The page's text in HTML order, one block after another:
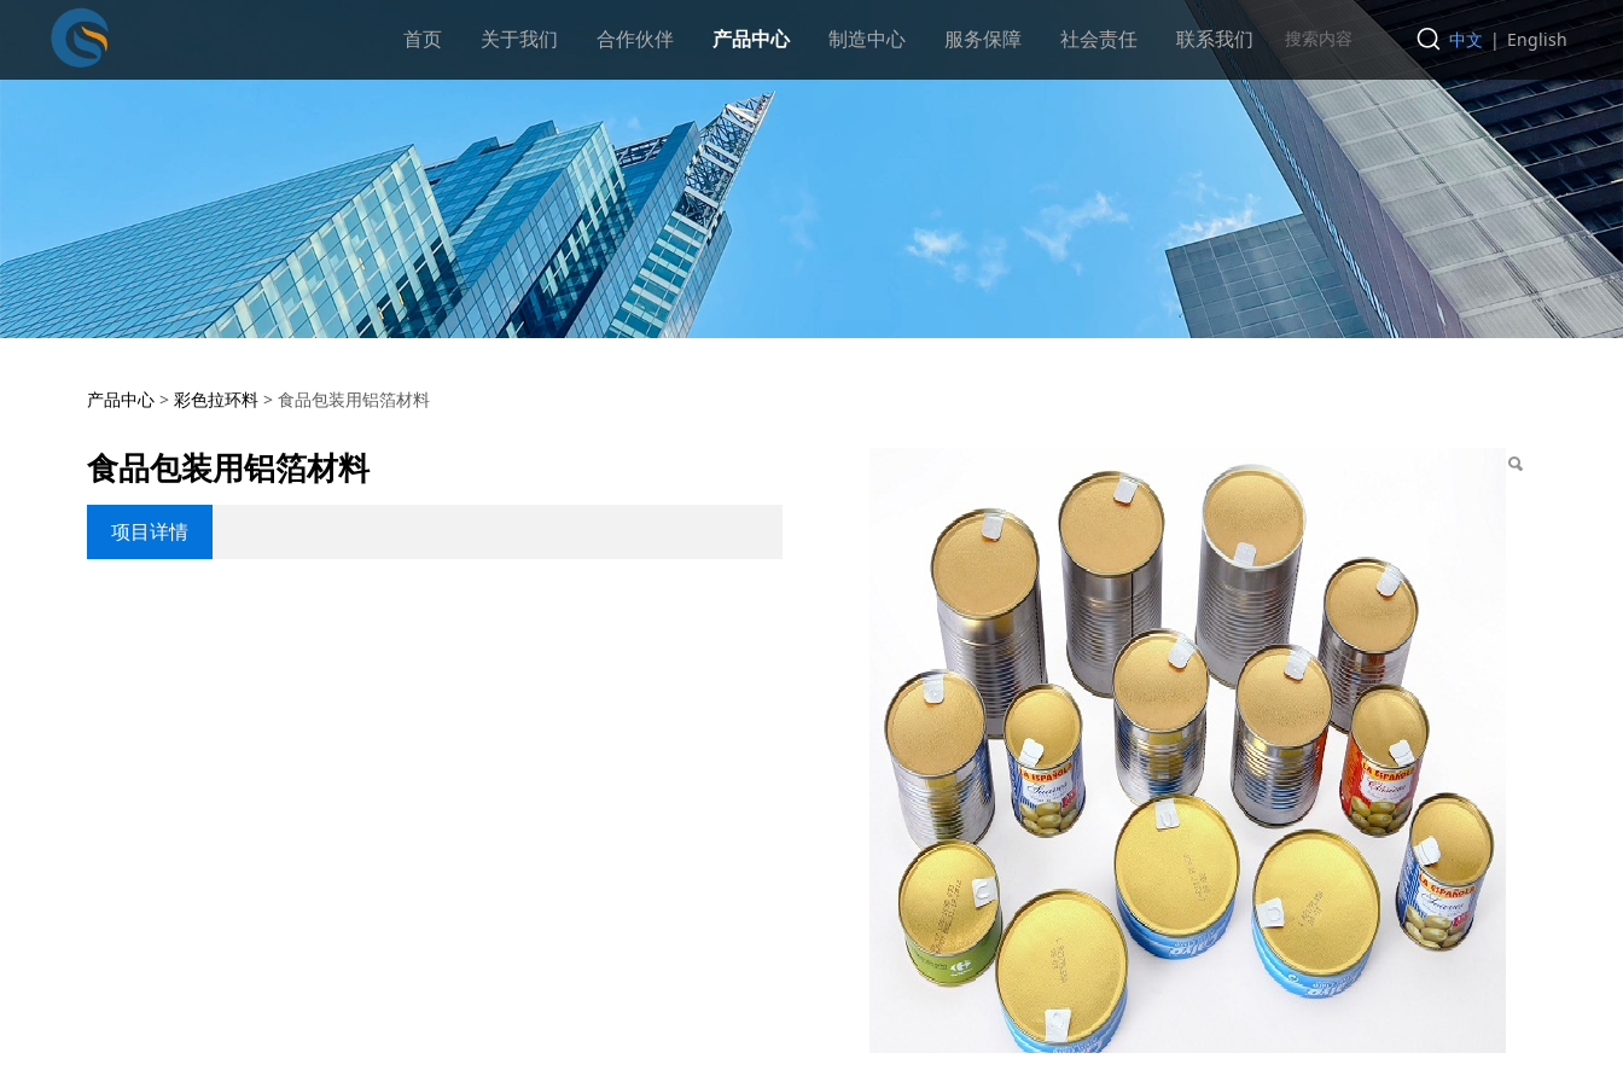
中文 | English
首页 关于我们 合作伙伴 产品中心 制造中心 服务保障 社会责任 联系我们
食品包装用铝箔材料
产品中心 > 彩色拉环料 > 食品包装用铝箔材料
食品包装用铝箔材料
项目详情